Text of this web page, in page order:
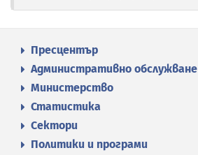
Пресцентър
Административно обслужване
Министерство
Статистика
Сектори
Политики и програми